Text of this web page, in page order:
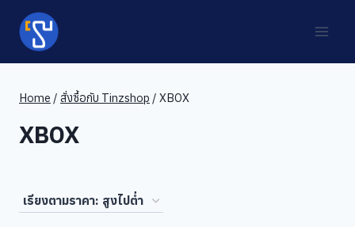
content
Home / สั่งซื้อกับ Tinzshop / XBOX
XBOX